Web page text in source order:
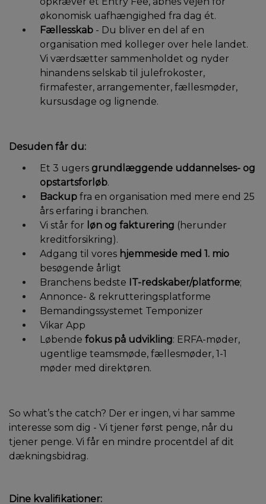
økonomisk uafhængighed fra dag ét.
Fællesskab - Du bliver en del af en
organisation med kolleger over hele landet.
Vi værdsætter sammenholdet og nyder
hinandens selskab til julefrokoster,
firmafester, arrangementer, fællesmøder,
kursusdage og lignende.
Desuden får du:
Et 3 ugers grundlæggende uddannelses- og
opstartsforløb.
Backup fra en organisation med mere end 25
års erfaring i branchen.
Vi står for løn og fakturering (herunder
kreditforsikring).
Adgang til vores hjemmeside med 1. mio
besøgende årligt
Branchens bedste IT-redskaber/platforme;
Annonce- & rekrutteringsplatforme
Bemandingssystemet Temponizer
Vikar App
Løbende fokus på udvikling: ERFA-møder,
ugentlige teamsmøde, fællesmøder, 1-1
møder med direktøren.
So what’s the catch? Der er ingen, vi har samme
interesse som dig - Vi tjener først penge, når du
tjener penge. Vi får en mindre procentdel af dit
dækningsbidrag.
Dine kvalifikationer: